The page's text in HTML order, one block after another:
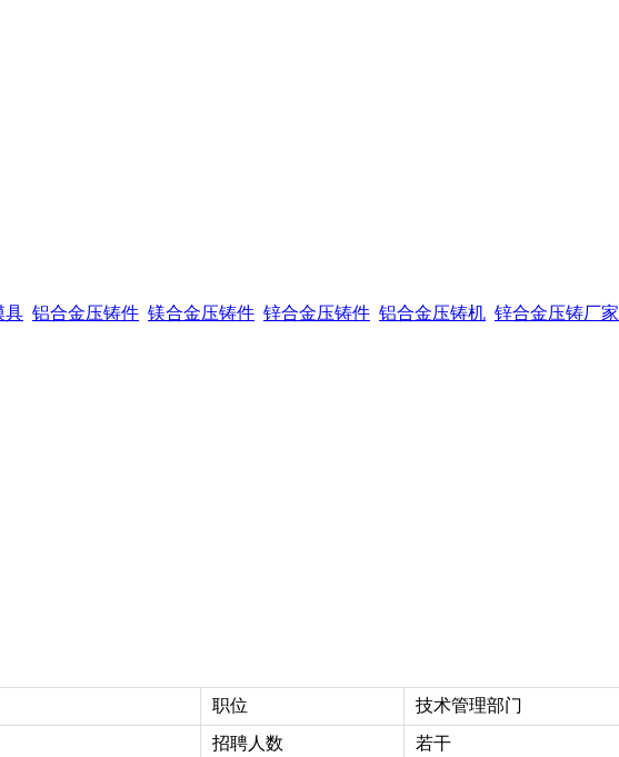
具 铝合金压铸件 镁合金压铸件 锌合金压铸件 铝合金压铸机 锌合金压铸厂家
职位
技术管理部门
招聘人数
若干